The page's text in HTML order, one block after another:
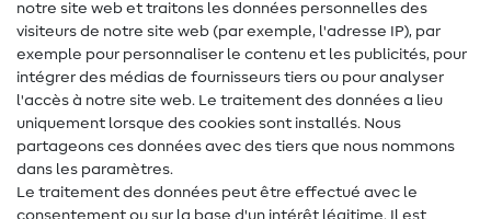
Lexique de couture
Tutos de couture
Aide & contact
Contact
Changement de propriétaire
notre site web et traitons les données personnelles des
visiteurs de notre site web (par exemple, l'adresse IP), par
exemple pour personnaliser le contenu et les publicités, pour
intégrer des médias de fournisseurs tiers ou pour analyser
l'accès à notre site web. Le traitement des données a lieu
uniquement lorsque des cookies sont installés. Nous
partageons ces données avec des tiers que nous nommons
dans les paramètres.
Le traitement des données peut être effectué avec le
consentement ou sur la base d'un intérêt légitime. Il est